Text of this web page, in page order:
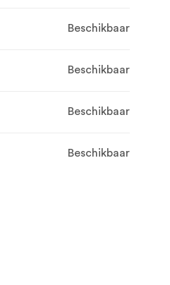
Beschikbaar
Beschikbaar
Beschikbaar
Beschikbaar